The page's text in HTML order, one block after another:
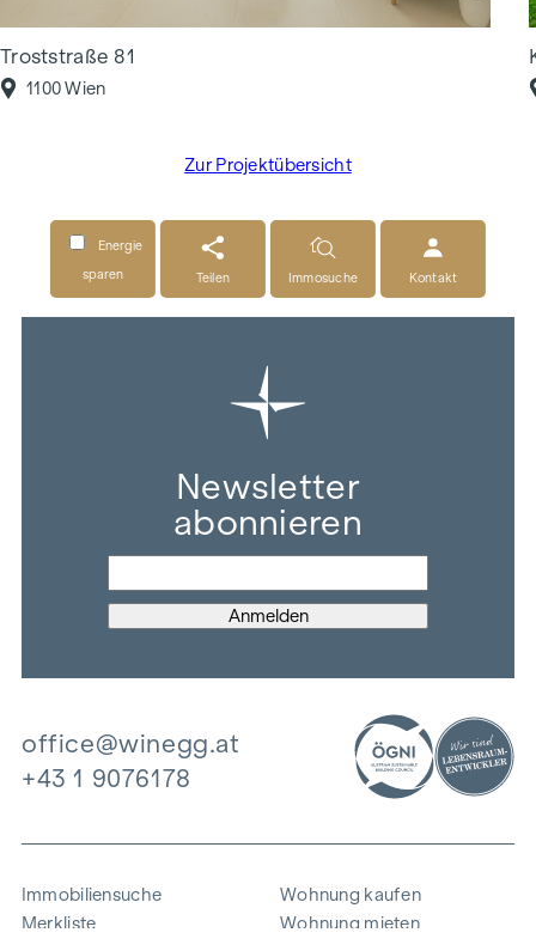
Troststraße 81
1100 Wien
Zur Projektübersicht
Energie
sparen
Teilen Immosuche Kontakt
Newsletter
abonnieren
office@winegg.at
+43 1 9076178
Immobiliensuche
Merkliste
Wohnung kaufen
Wohnung mieten